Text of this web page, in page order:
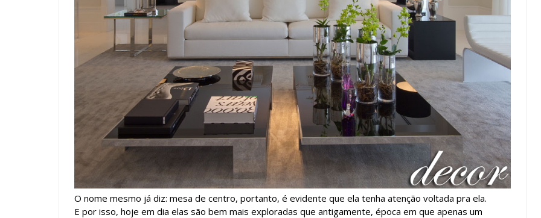
O nome mesmo já diz: mesa de centro, portanto, é evidente que ela tenha atenção voltada pra ela.
E por isso, hoje em dia elas são bem mais exploradas que antigamente, época em que apenas um